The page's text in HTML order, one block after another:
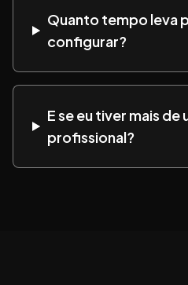
Quanto tempo leva
configurar?
E se eu tiver mais de
profissional?